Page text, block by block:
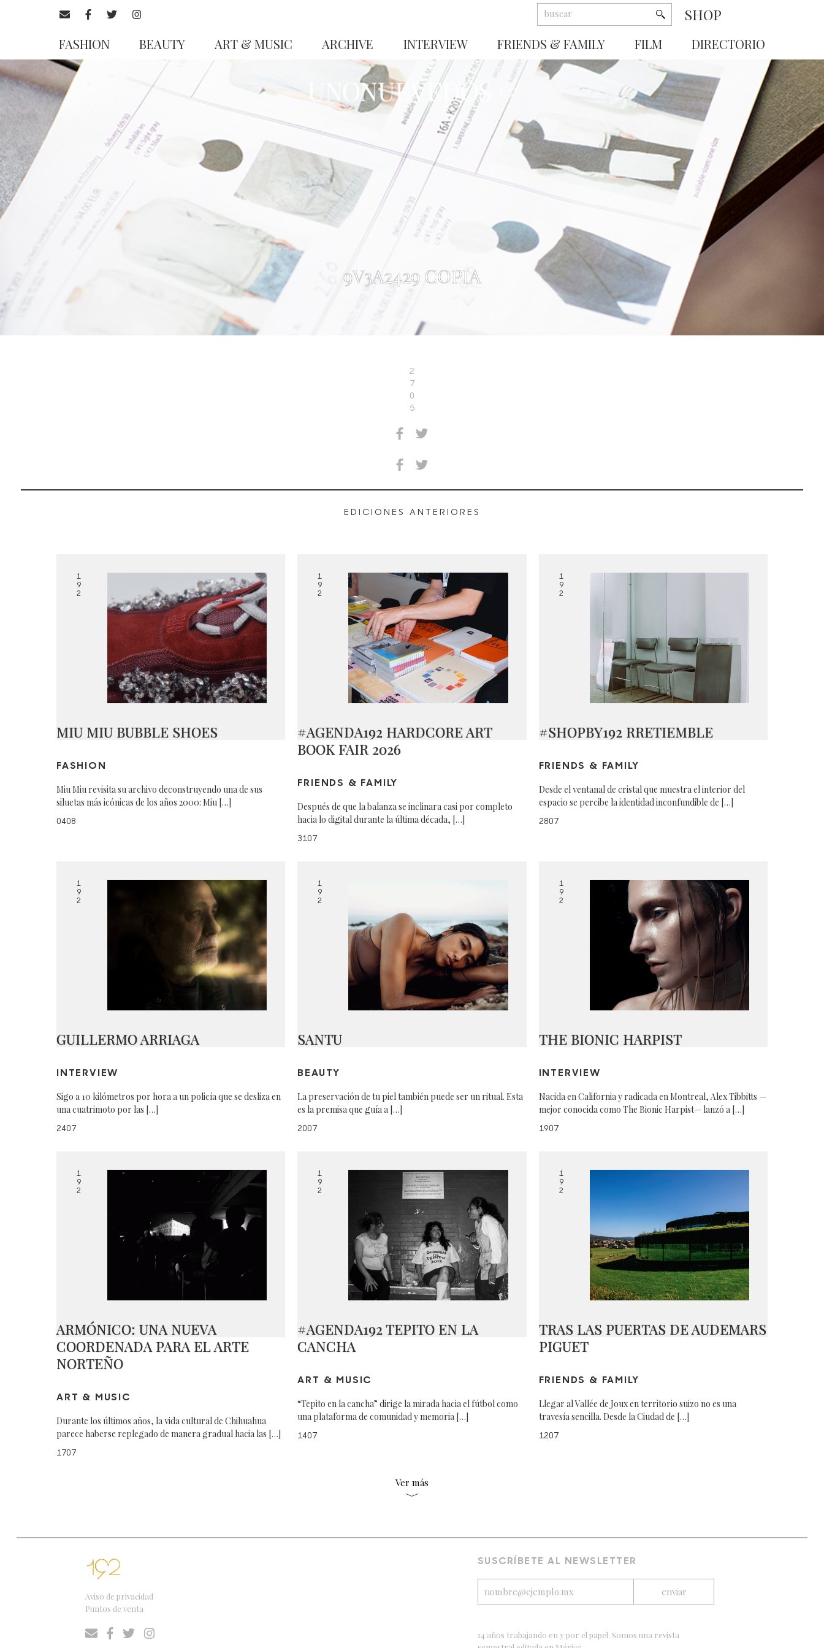
SHOP
FASHION BEAUTY ART & MUSIC ARCHIVE INTERVIEW FRIENDS & FAMILY FILM DIRECTORIO
9V3A2429 COPIA
2
7
0
5
EDICIONES ANTERIORES
1
9
2
MIU MIU BUBBLE SHOES
FASHION
Miu Miu revisita su archivo deconstruyendo una de sus
siluetas más icónicas de los años 2000: Miu […]
0408
1
9
2
#AGENDA192 HARDCORE ART
BOOK FAIR 2026
FRIENDS & FAMILY
Después de que la balanza se inclinara casi por completo
hacia lo digital durante la última década, […]
3107
1
9
2
#SHOPBY192 RRETIEMBLE
FRIENDS & FAMILY
Desde el ventanal de cristal que muestra el interior del
espacio se percibe la identidad inconfundible de […]
2807
1
9
2
GUILLERMO ARRIAGA
INTERVIEW
Sigo a 10 kilómetros por hora a un policía que se desliza en
una cuatrimoto por las […]
2407
1
9
2
SANTU
BEAUTY
La preservación de tu piel también puede ser un ritual. Esta
es la premisa que guía a […]
2007
1
9
2
THE BIONIC HARPIST
INTERVIEW
Nacida en California y radicada en Montreal, Alex Tibbitts —
mejor conocida como The Bionic Harpist— lanzó a […]
1907
1
9
2
ARMÓNICO: UNA NUEVA
COORDENADA PARA EL ARTE
NORTEÑO
ART & MUSIC
Durante los últimos años, la vida cultural de Chihuahua
parece haberse replegado de manera gradual hacia las […]
1707
1
9
2
#AGENDA192 TEPITO EN LA
CANCHA
ART & MUSIC
“Tepito en la cancha” dirige la mirada hacia el fútbol como
una plataforma de comunidad y memoria […]
1407
1
9
2
TRAS LAS PUERTAS DE AUDEMARS
PIGUET
FRIENDS & FAMILY
Llegar al Vallée de Joux en territorio suizo no es una
travesía sencilla. Desde la Ciudad de […]
1207
Ver más
Aviso de privacidad
Puntos de venta
SUSCRÍBETE AL NEWSLETTER
14 años trabajando en y por el papel. Somos una revista